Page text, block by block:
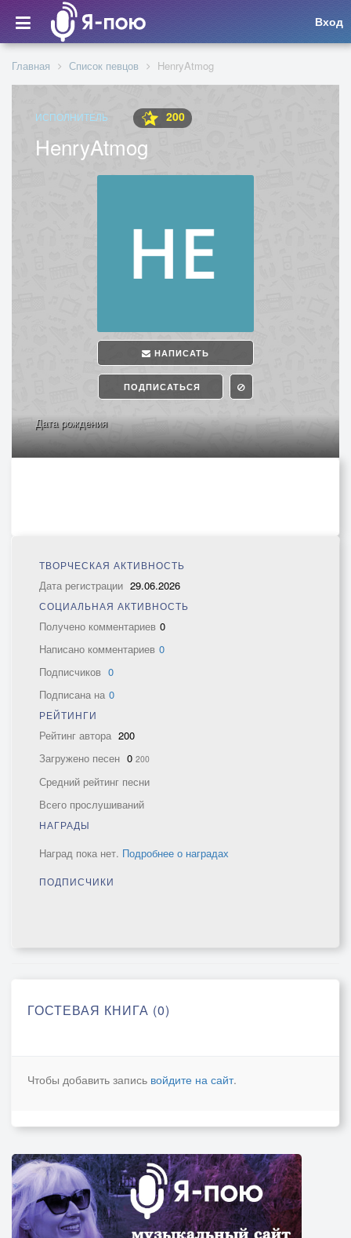
Вход
Главная Список певцов HenryAtmog
ИСПОЛНИТЕЛЬ 200
HenryAtmog
НАПИСАТЬ
ПОДПИСАТЬСЯ
Дата рождения
ТВОРЧЕСКАЯ АКТИВНОСТЬ
Дата регистрации 29.06.2026
СОЦИАЛЬНАЯ АКТИВНОСТЬ
Получено комментариев 0
Написано комментариев 0
Подписчиков 0
Подписана на 0
РЕЙТИНГИ
Рейтинг автора 200
Загружено песен 0 200
Средний рейтинг песни
Всего прослушиваний
НАГРАДЫ
Наград пока нет. Подробнее о наградах
ПОДПИСЧИКИ
ГОСТЕВАЯ КНИГА (0)
Чтобы добавить запись войдите на сайт.